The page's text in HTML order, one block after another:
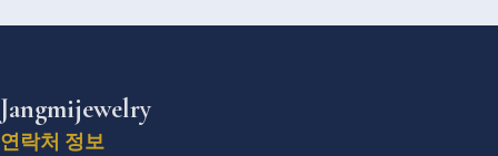
Jangmijewelry
연락처 정보